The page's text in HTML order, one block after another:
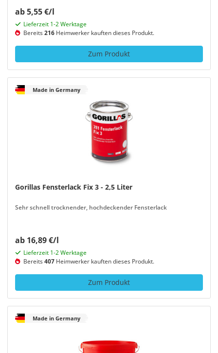
ab 5,55 €/l
Lieferzeit 1-2 Werktage
Bereits216 Heimwerker kauften dieses Produkt.
Zum Produkt
Made in Germany
Gorillas Fensterlack Fix 3 - 2,5 Liter
Sehr schnell trocknender, hochdeckender Fensterlack
ab 16,89 €/l
Lieferzeit 1-2 Werktage
Bereits407 Heimwerker kauften dieses Produkt.
Zum Produkt
Made in Germany